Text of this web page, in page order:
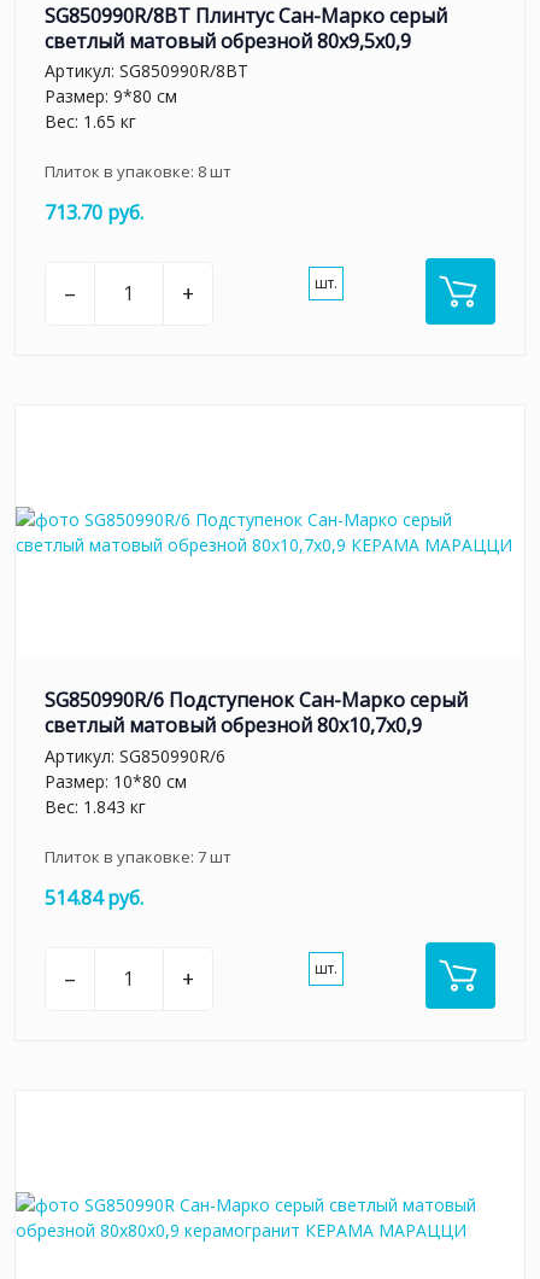
SG850990R/8BT Плинтус Сан-Марко серый
светлый матовый обрезной 80x9,5x0,9
Артикул: SG850990R/8BT
Размер: 9*80 см
Вес: 1.65 кг
Плиток в упаковке: 8шт
713.70 руб.
– + шт.
SG850990R/6 Подступенок Сан-Марко серый
светлый матовый обрезной 80x10,7x0,9
Артикул: SG850990R/6
Размер: 10*80 см
Вес: 1.843 кг
Плиток в упаковке: 7шт
514.84 руб.
– + шт.